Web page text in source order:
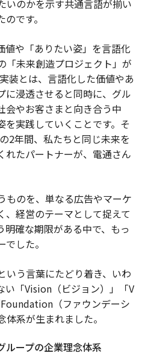
いのかを示す共通言語が揃い
です。
値や「ありたい姿」を言語化
「未来創造プロジェクト」が
装とは、言語化した価値やあ
に浸透させると同時に、グル
会やお客さまと向き合う中
を実践していくことです。そ
2年間、私たちと同じ未来を
れたパートナーが、電通さん
ものを、単なる広告やマーケ
、経営のテーマとして捉えて
明確な期限がある中で、もっ
した。
いう言葉にたどり着き、いわ
い「Vision（ビジョン）」「V
（ファウンデーシ
系が生まれました。
ープの企業理念体系